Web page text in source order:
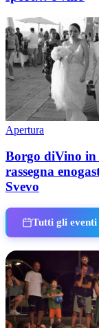
Apertura
Borgo diVino
rassegna
Svevo
Tutti gli eventi